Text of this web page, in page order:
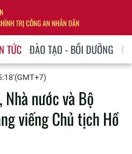
TỨC ĐÀO TẠO - BỒI DƯỠNG
nước và Bộ
viếng Chủ tịch Hồ